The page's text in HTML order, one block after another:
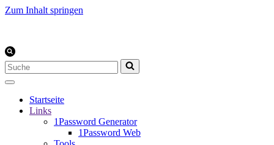
Zum Inhalt springen
Suchen
nach …
Startseite
Links
1Password Generator
1Password Web